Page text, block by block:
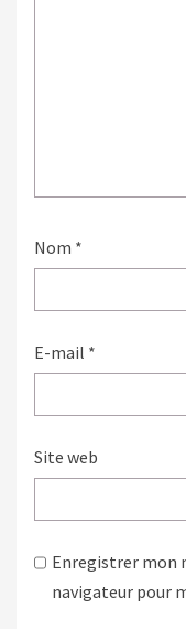
Nom *
E-mail *
Site web
Enregistrer mon
navigateur pour